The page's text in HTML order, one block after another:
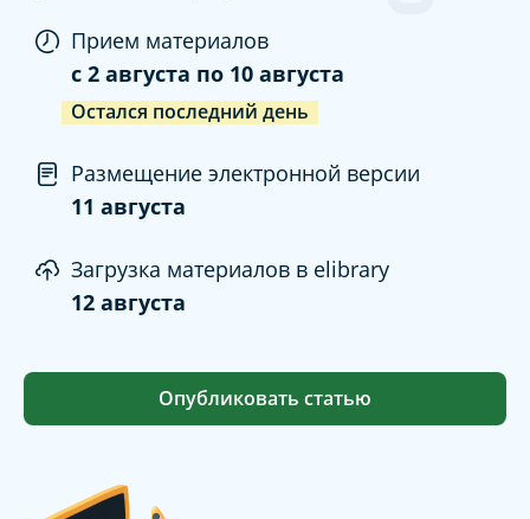
Прием материалов
c 2 августа по 10 августа
Остался последний день
Размещение электронной версии
11 августа
Загрузка материалов в elibrary
12 августа
Опубликовать статью